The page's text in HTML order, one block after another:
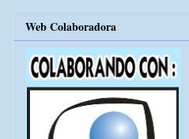
Web Colaboradora